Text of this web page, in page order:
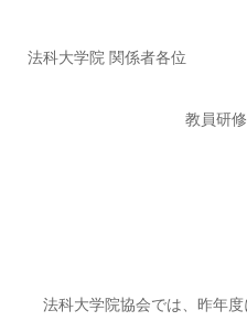
法科大学院 関係者各位
教員研
法科大学院協会では、昨年度